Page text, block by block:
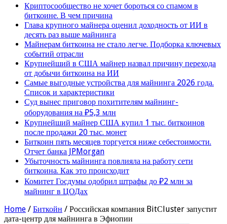
Криптосообщество не хочет бороться со спамом в
биткоине. В чем причина
Глава крупного майнера оценил доходность от ИИ в
десять раз выше майнинга
Майнерам биткоина не стало легче. Подборка ключевых
событий отрасли
Крупнейший в США майнер назвал причину перехода
от добычи биткоина на ИИ
Самые выгодные устройства для майнинга 2026 года.
Список и характеристики
Суд вынес приговор похитителям майнинг-
оборудования на ₽5,3 млн
Крупнейший майнер США купил 1 тыс. биткоинов
после продажи 20 тыс. монет
Биткоин пять месяцев торгуется ниже себестоимости.
Отчет банка JPMorgan
Убыточность майнинга повлияла на работу сети
биткоина. Как это происходит
Комитет Госдумы одобрил штрафы до ₽2 млн за
майнинг в ЦОДах
Home / Биткойн / Российская компания BitСluster запустит
дата-центр для майнинга в Эфиопии